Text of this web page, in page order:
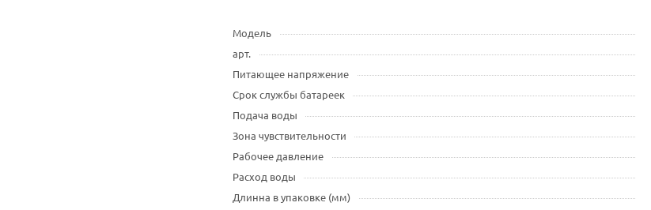
Модель
арт.
Питающее напряжение
Срок службы батареек
Подача воды
Зона чувствительности
Рабочее давление
Расход воды
Длинна в упаковке (мм)